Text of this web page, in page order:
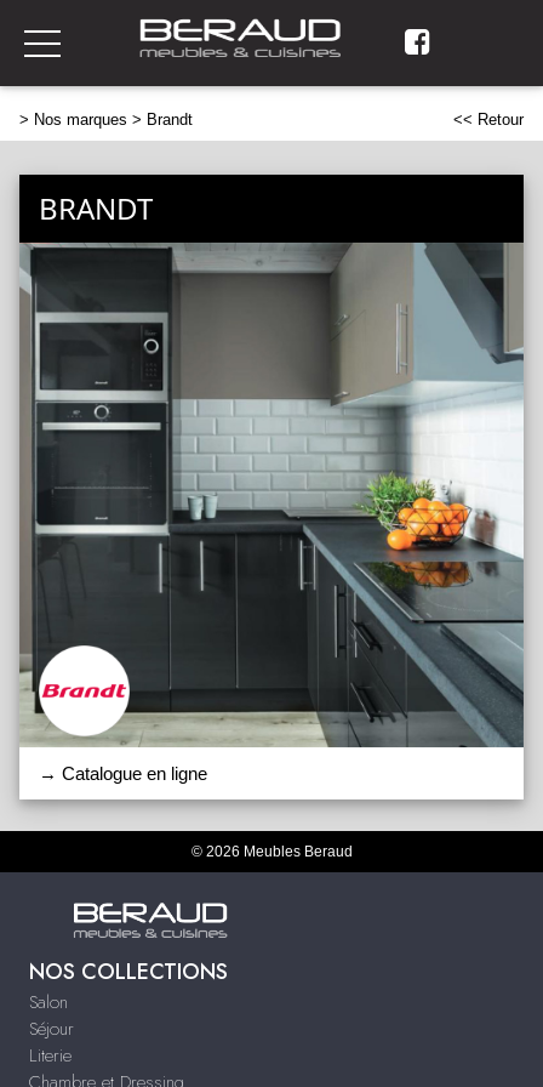
> Nos marques > Brandt << Retour
BRANDT
→ Catalogue en ligne
© 2026 Meubles Beraud
NOS COLLECTIONS
Salon
Séjour
Literie